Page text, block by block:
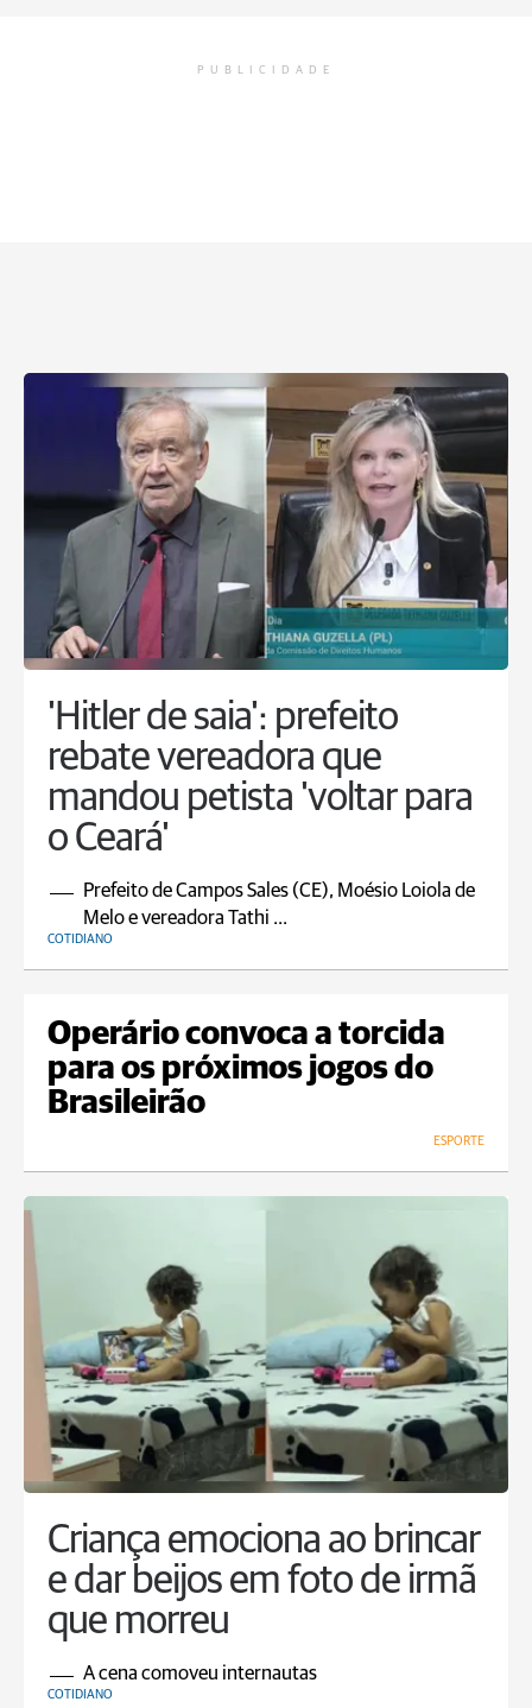
PUBLICIDADE
'Hitler de saia': prefeito
rebate vereadora que
mandou petista 'voltar para
o Ceará'
Prefeito de Campos Sales (CE), Moésio Loiola de
Melo e vereadora Tathi ...
COTIDIANO
Operário convoca a torcida
para os próximos jogos do
Brasileirão
ESPORTE
Criança emociona ao brincar
e dar beijos em foto de irmã
que morreu
A cena comoveu internautas
COTIDIANO